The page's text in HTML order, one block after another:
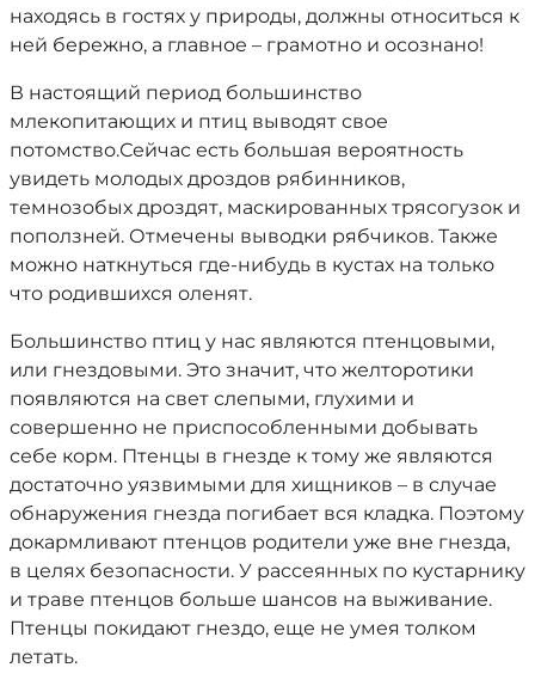
находясь в гостях у природы, должны относиться к
ней бережно, а главное – грамотно и осознано!
В настоящий период большинство
млекопитающих и птиц выводят свое
потомство.Сейчас есть большая вероятность
увидеть молодых дроздов рябинников,
темнозобых дроздят, маскированных трясогузок и
поползней. Отмечены выводки рябчиков. Также
можно наткнуться где-нибудь в кустах на только
что родившихся оленят.
Большинство птиц у нас являются птенцовыми,
или гнездовыми. Это значит, что желторотики
появляются на свет слепыми, глухими и
совершенно не приспособленными добывать
себе корм. Птенцы в гнезде к тому же являются
достаточно уязвимыми для хищников – в случае
обнаружения гнезда погибает вся кладка. Поэтому
докармливают птенцов родители уже вне гнезда,
в целях безопасности. У рассеянных по кустарнику
и траве птенцов больше шансов на выживание.
Птенцы покидают гнездо, еще не умея толком
летать.